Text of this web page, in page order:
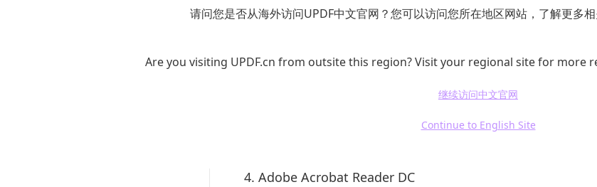
请问您是否从海外访问UPDF中文官网？您可以访问您所在地区网站，了解更多
Are you visiting UPDF.cn from outsite this region? Visit your regional site for more
继续访问中文官网
Continue to English Site
4. Adobe Acrobat Reader DC